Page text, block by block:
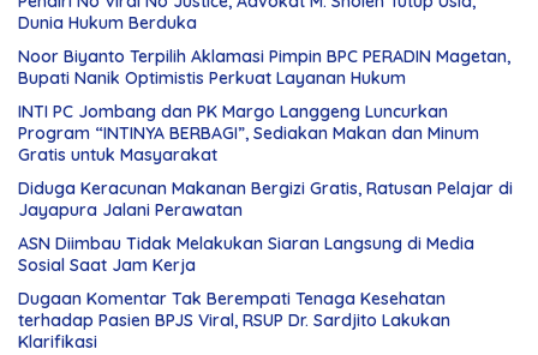
Dunia Hukum Berduka
Noor Biyanto Terpilih Aklamasi Pimpin BPC PERADIN Magetan,
Bupati Nanik Optimistis Perkuat Layanan Hukum
INTI PC Jombang dan PK Margo Langgeng Luncurkan
Program “INTINYA BERBAGI”, Sediakan Makan dan Minum
Gratis untuk Masyarakat
Diduga Keracunan Makanan Bergizi Gratis, Ratusan Pelajar di
Jayapura Jalani Perawatan
ASN Diimbau Tidak Melakukan Siaran Langsung di Media
Sosial Saat Jam Kerja
Dugaan Komentar Tak Berempati Tenaga Kesehatan
terhadap Pasien BPJS Viral, RSUP Dr. Sardjito Lakukan
Klarifikasi